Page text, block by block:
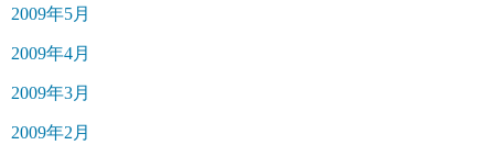
2009年5月
2009年4月
2009年3月
2009年2月